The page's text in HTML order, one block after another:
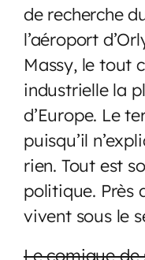
de recherche
l’aéroport
Massy, le tout
industrielle la
d’Europe. Le
puisqu’il
rien. Tout est
politique. Près
vivent sous le
Le comique